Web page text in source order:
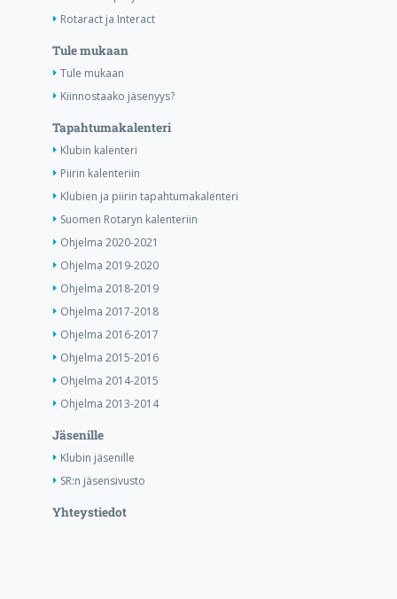
Rotaract ja Interact
Tule mukaan
Tule mukaan
Kiinnostaako jäsenyys?
Tapahtumakalenteri
Klubin kalenteri
Piirin kalenteriin
Klubien ja piirin tapahtumakalenteri
Suomen Rotaryn kalenteriin
Ohjelma 2020-2021
Ohjelma 2019-2020
Ohjelma 2018-2019
Ohjelma 2017-2018
Ohjelma 2016-2017
Ohjelma 2015-2016
Ohjelma 2014-2015
Ohjelma 2013-2014
Jäsenille
Klubin jäsenille
SR:n jäsensivusto
Yhteystiedot